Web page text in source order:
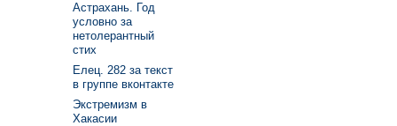
Астрахань. Год
условно за
нетолерантный
стих
Елец. 282 за текст
в группе вконтакте
Экстремизм в
Хакасии